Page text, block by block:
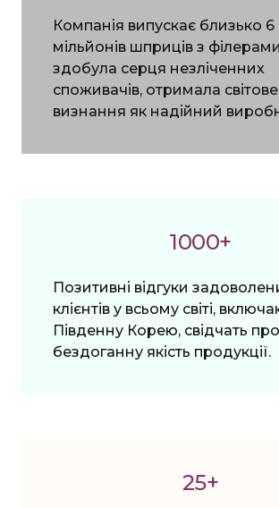
Компанія випускає близько 6
мільйонів шприців з філерами
здобула серця незліченних
споживачів, отримала світове
визнання як надійний
1000+
Позитивні відгуки
клієнтів у всьому світі,
Південну Корею, свідчать про
бездоганну якість продукції.
25+